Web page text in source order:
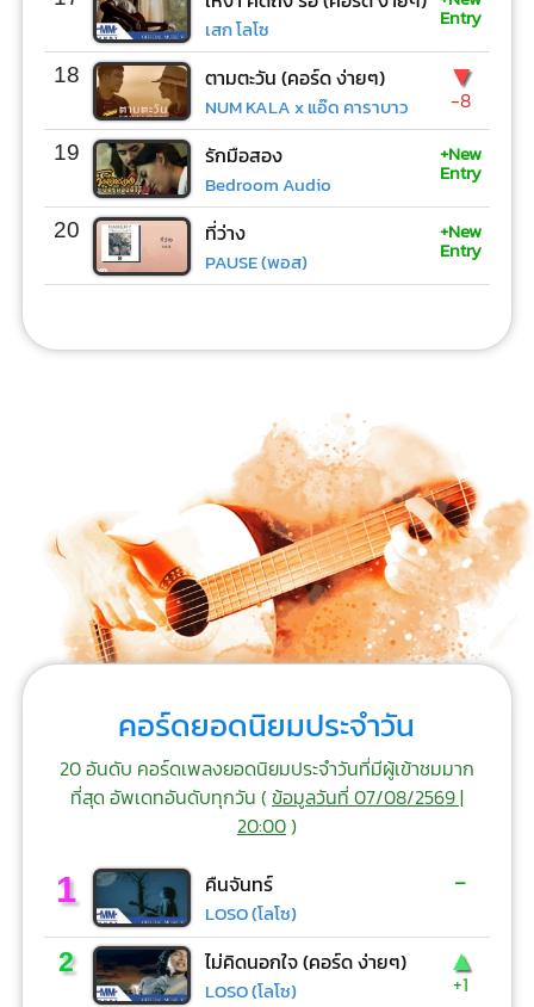
เสก โลโซ Entry
18 ตามตะวัน (คอร์ด ง่ายๆ)
NUM KALA x แอ๊ด คาราบาว
▼
-8
19 รักมือสอง
Bedroom Audio
+New
Entry
20 ที่ว่าง
PAUSE (พอส)
+New
Entry
คอร์ดยอดนิยมประจำวัน
20 อันดับ คอร์ดเพลงยอดนิยมประจำวันที่มีผู้เข้าชมมาก
ที่สุด อัพเดทอันดับทุกวัน (ข้อมูลวันที่ 07/08/2569 |
20:00)
1 คืนจันทร์
LOSO (โลโซ)
-
2 ไม่คิดนอกใจ (คอร์ด ง่ายๆ)
LOSO (โลโซ)
▲
+1